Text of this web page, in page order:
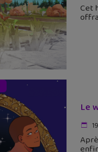
Cet
Le